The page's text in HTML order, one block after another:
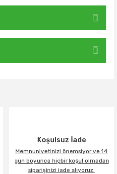
Koşulsuz İade
Memnuniyetinizi önemsiyor ve 14
gün boyunca hiçbir koşul olmadan
siparişinizi iade alıyoruz.